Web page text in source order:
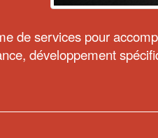
de services pour
développement